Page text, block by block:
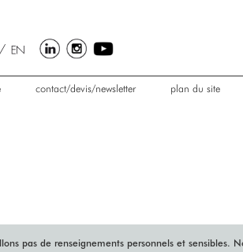
contact/devis/newsletter plan du site
pas de renseignements personnels et sensibles.